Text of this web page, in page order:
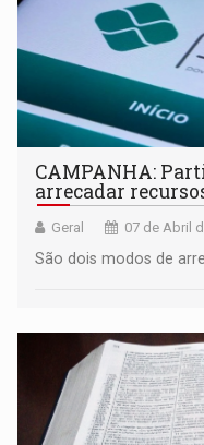
CAMPANHA:
arrecadar
Geral 07 de Abril
São dois modos de